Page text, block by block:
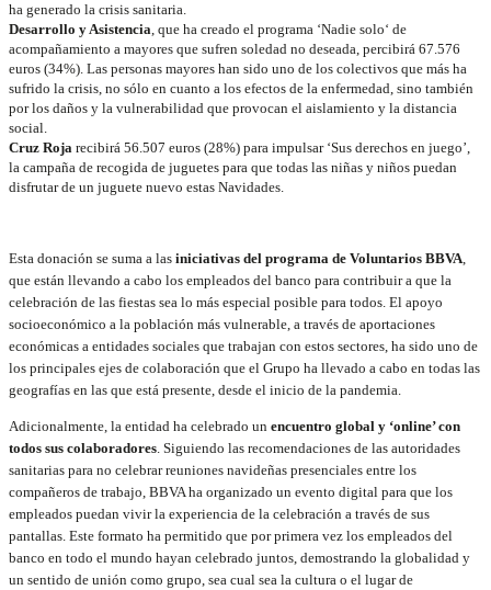
ha generado la crisis sanitaria.
Desarrollo y Asistencia, que ha creado el programa ‘Nadie solo‘ de
acompañamiento a mayores que sufren soledad no deseada, percibirá 67.576
euros (34%). Las personas mayores han sido uno de los colectivos que más ha
sufrido la crisis, no sólo en cuanto a los efectos de la enfermedad, sino también
por los daños y la vulnerabilidad que provocan el aislamiento y la distancia
social.
Cruz Roja recibirá 56.507 euros (28%) para impulsar ‘Sus derechos en juego’,
la campaña de recogida de juguetes para que todas las niñas y niños puedan
disfrutar de un juguete nuevo estas Navidades.
Esta donación se suma a las iniciativas del programa de Voluntarios BBVA,
que están llevando a cabo los empleados del banco para contribuir a que la
celebración de las fiestas sea lo más especial posible para todos. El apoyo
socioeconómico a la población más vulnerable, a través de aportaciones
económicas a entidades sociales que trabajan con estos sectores, ha sido uno de
los principales ejes de colaboración que el Grupo ha llevado a cabo en todas las
geografías en las que está presente, desde el inicio de la pandemia.
Adicionalmente, la entidad ha celebrado un encuentro global y ‘online’ con
todos sus colaboradores . Siguiendo las recomendaciones de las autoridades
sanitarias para no celebrar reuniones navideñas presenciales entre los
compañeros de trabajo, BBVA ha organizado un evento digital para que los
empleados puedan vivir la experiencia de la celebración a través de sus
pantallas. Este formato ha permitido que por primera vez los empleados del
banco en todo el mundo hayan celebrado juntos, demostrando la globalidad y
un sentido de unión como grupo, sea cual sea la cultura o el lugar de